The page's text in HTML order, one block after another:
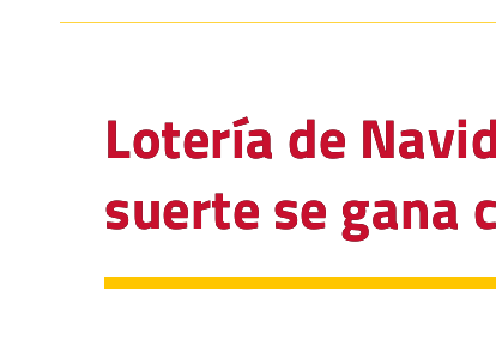
Lotería de
suerte se gana